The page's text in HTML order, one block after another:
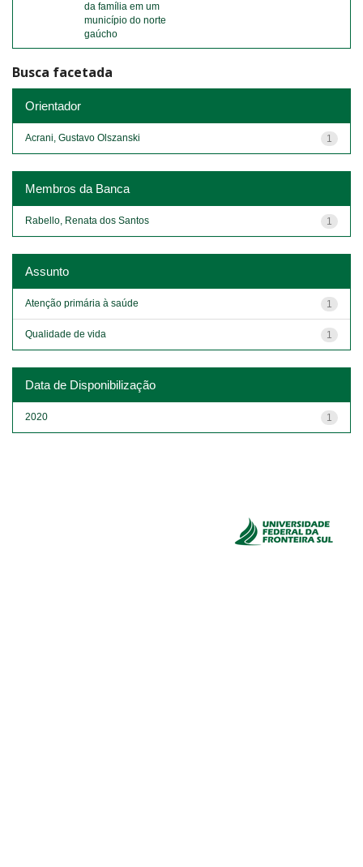
da família em um
município do norte
gaúcho
Busca facetada
Orientador
1
Acrani, Gustavo Olszanski
Membros da Banca
1
Rabello, Renata dos Santos
Assunto
1
Atenção primária à saúde
1
Qualidade de vida
Data de Disponibilização
1
2020